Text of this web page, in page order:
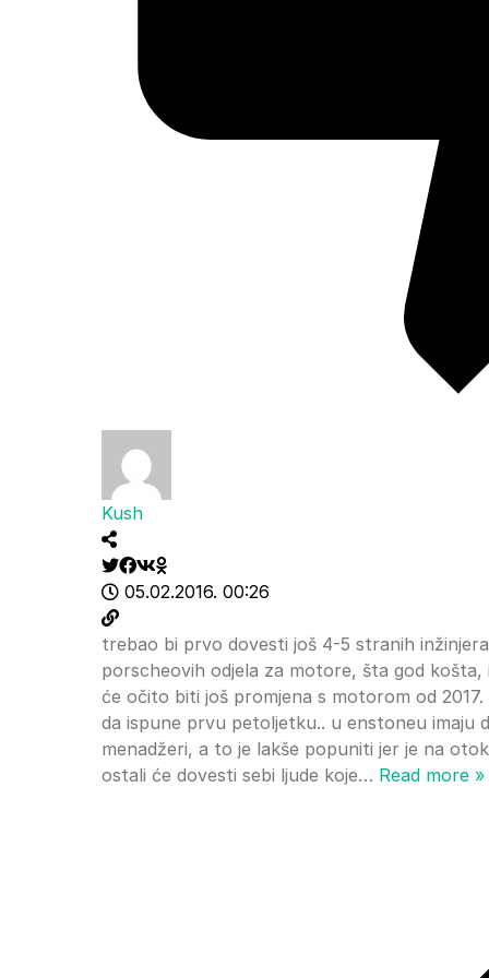
Kush
05.02.2016. 00:26
trebao bi prvo dovesti još 4-5 stranih
porscheovih odjela za motore, šta god
će očito biti još promjena s motorom od
da ispune prvu petoljetku.. u enstoneu imaju
menadžeri, a to je lakše popuniti jer je na
ostali će dovesti sebi ljude koje… Read more »